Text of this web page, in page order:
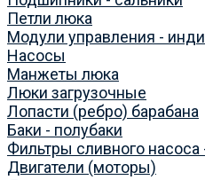
Петли люка
Модули управления -
Насосы
Манжеты люка
Люки загрузочные
Лопасти (ребро) барабана
Баки - полубаки
Фильтры сливного
Двигатели (моторы)